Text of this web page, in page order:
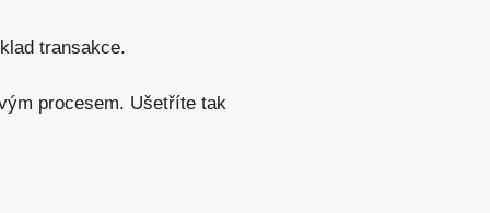
transakce.
procesem. Ušetříte tak